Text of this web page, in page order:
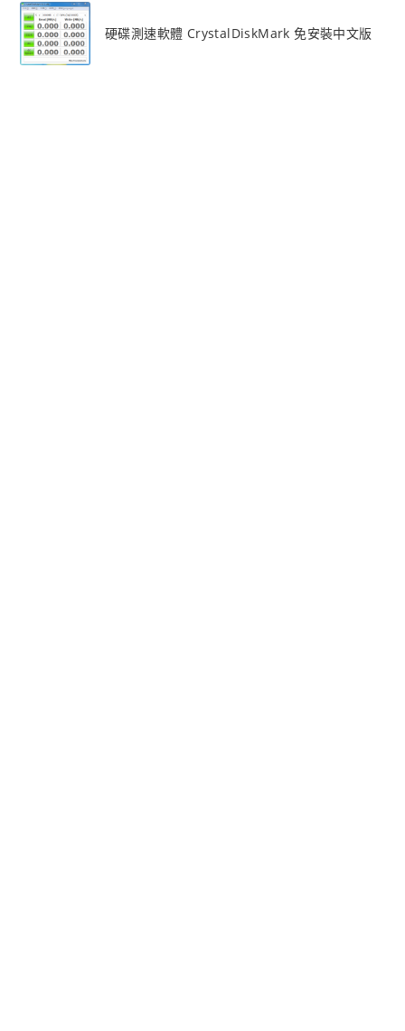
硬碟測速軟體 CrystalDiskMark 免安裝中文版